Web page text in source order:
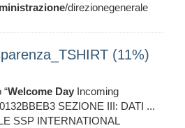
/direzionegenerale
(11%)
“Welcome Day Incoming
SEZIONE III: DATI ...
SSP INTERNATIONAL